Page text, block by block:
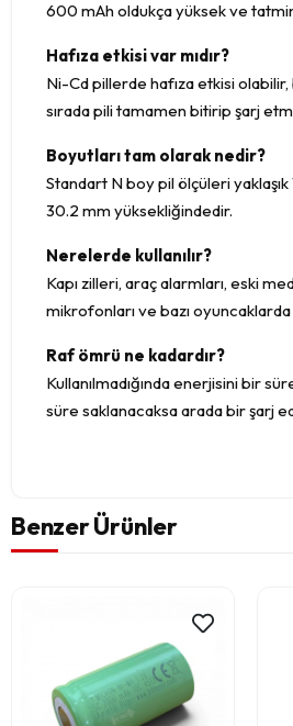
600 mAh oldukça yüksek ve
Hafıza etkisi var mıdır?
Ni-Cd pillerde hafıza etkisi
sırada pili tamamen bitirip şarj
Boyutları tam olarak nedir?
Standart N boy pil ölçüleri yaklaşık
30.2 mm yüksekliğindedir.
Nerelerde kullanılır?
Kapı zilleri, araç alarmları, eski
mikrofonları ve bazı oyuncaklarda
Raf ömrü ne kadardır?
Kullanılmadığında enerjisini bir
süre saklanacaksa arada bir şarj
Benzer Ürünler